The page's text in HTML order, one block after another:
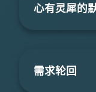
心有灵犀的
需求轮回